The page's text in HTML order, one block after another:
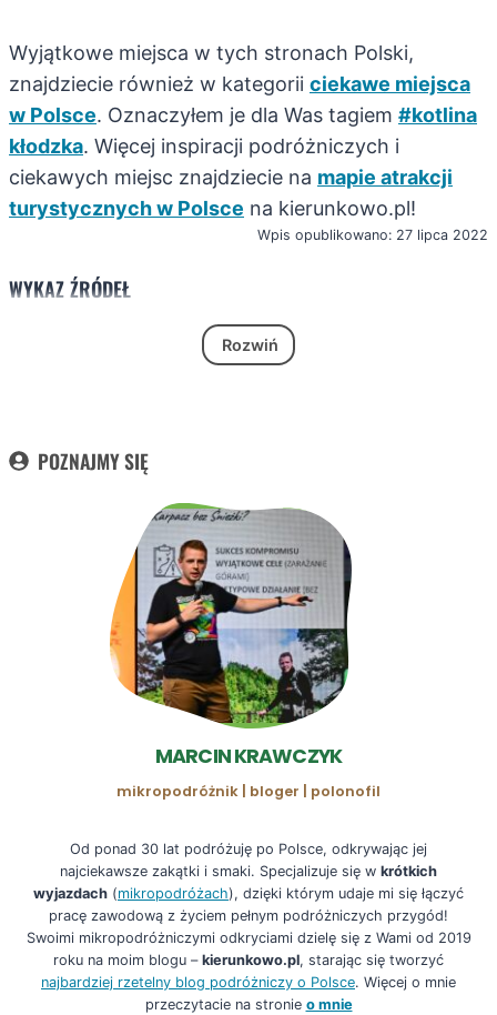
Wyjątkowe miejsca w tych stronach Polski,
znajdziecie również w kategorii ciekawe miejsca
w Polsce. Oznaczyłem je dla Was tagiem #kotlina
kłodzka. Więcej inspiracji podróżniczych i
ciekawych miejsc znajdziecie na mapie atrakcji
turystycznych w Polsce na kierunkowo.pl!
Wpis opublikowano: 27 lipca 2022
WYKAZ ŹRÓDEŁ
Rozwiń
POZNAJMY SIĘ
MARCIN KRAWCZYK
mikropodróżnik | bloger | polonofil
Od ponad 30 lat podróżuję po Polsce, odkrywając jej
najciekawsze zakątki i smaki. Specjalizuje się w krótkich
wyjazdach (mikropodróżach), dzięki którym udaje mi się łączyć
pracę zawodową z życiem pełnym podróżniczych przygód!
Swoimi mikropodróżniczymi odkryciami dzielę się z Wami od 2019
roku na moim blogu – kierunkowo.pl, starając się tworzyć
najbardziej rzetelny blog podróżniczy o Polsce. Więcej o mnie
przeczytacie na stronie o mnie